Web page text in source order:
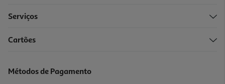
10,90 € PVP de editor
Serviços
Cartões
Métodos de Pagamento